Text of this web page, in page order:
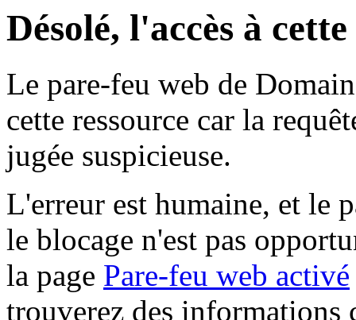
Désolé, l'accès à
Le pare-feu web de
cette ressource car la
jugée suspicieuse.
L'erreur est humaine, et le
le blocage n'est pas
la page Pare-feu web activé
trouverez des informations